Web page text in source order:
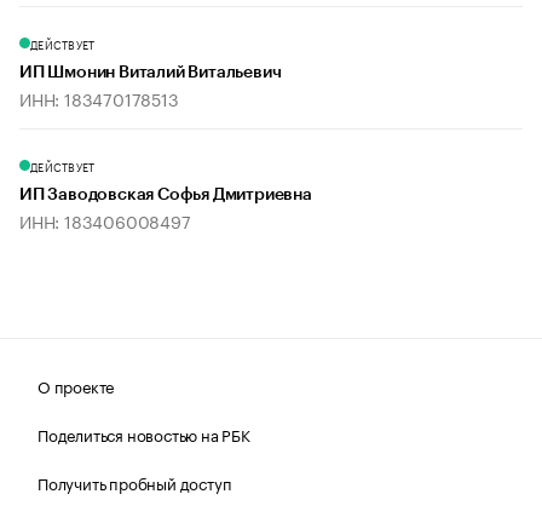
ДЕЙСТВУЕТ
ИП Шмонин Виталий Витальевич
ИНН: 183470178513
ДЕЙСТВУЕТ
ИП Заводовская Софья Дмитриевна
ИНН: 183406008497
О проекте
Поделиться новостью на РБК
Получить пробный доступ